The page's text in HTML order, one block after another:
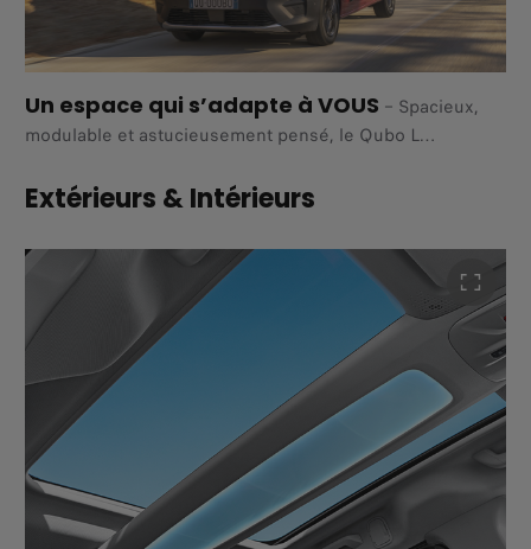
Un espace qui s’adapte à VOUS – Spacieux,
modulable et astucieusement pensé, le Qubo L
remplies.
aller faire les courses ou partir en escapade le week-end.
Extérieurs & Intérieurs